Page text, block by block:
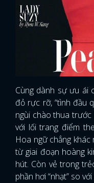
Cùng dành sự ưu ái
đỏ rực rỡ, “tình đầu
ngùi chào thua
với lối trang điểm
Hoa ngữ chẳng
từ giai đoạn hoàng
hút. Còn vẻ trong
phần hơi “nhạt” so